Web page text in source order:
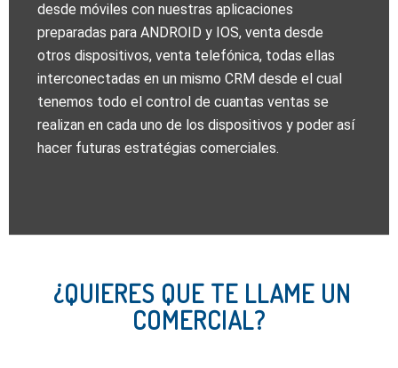
desde móviles con nuestras aplicaciones
preparadas para ANDROID y IOS, venta desde
otros dispositivos, venta telefónica, todas ellas
interconectadas en un mismo CRM desde el cual
tenemos todo el control de cuantas ventas se
realizan en cada uno de los dispositivos y poder así
hacer futuras estratégias comerciales.
¿QUIERES QUE TE LLAME UN
COMERCIAL?